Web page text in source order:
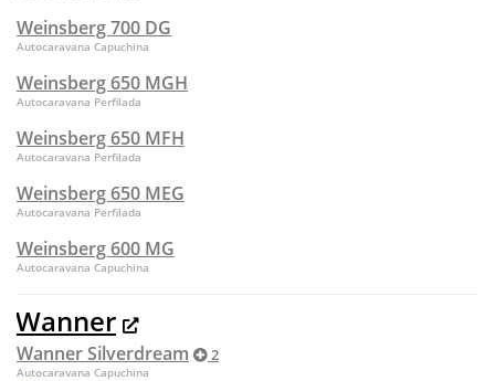
Weinsberg 700 DG
Autocaravana Capuchina
Weinsberg 650 MGH
Autocaravana Perfilada
Weinsberg 650 MFH
Autocaravana Perfilada
Weinsberg 650 MEG
Autocaravana Perfilada
Weinsberg 600 MG
Autocaravana Capuchina
Wanner
Wanner Silverdream 2
Autocaravana Capuchina